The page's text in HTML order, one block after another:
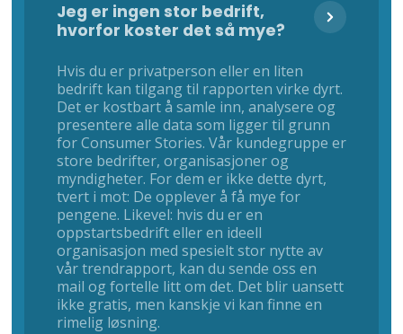
Jeg er ingen stor bedrift,
hvorfor koster det så mye?
Hvis du er privatperson eller en liten
bedrift kan tilgang til rapporten virke dyrt.
Det er kostbart å samle inn, analysere og
presentere alle data som ligger til grunn
for Consumer Stories. Vår kundegruppe er
store bedrifter, organisasjoner og
myndigheter. For dem er ikke dette dyrt,
tvert i mot: De opplever å få mye for
pengene. Likevel: hvis du er en
oppstartsbedrift eller en ideell
organisasjon med spesielt stor nytte av
vår trendrapport, kan du sende oss en
mail og fortelle litt om det. Det blir uansett
ikke gratis, men kanskje vi kan finne en
rimelig løsning.